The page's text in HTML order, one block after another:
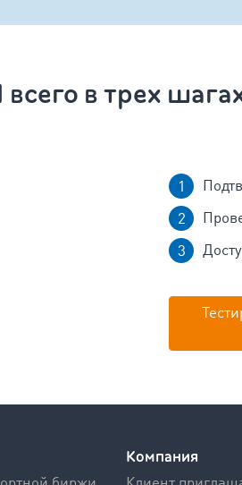
в трех
Компания